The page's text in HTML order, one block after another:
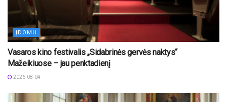
ĮDOMU
Vasaros kino festivalis „Sidabrinės gervės naktys“
Mažeikiuose – jau penktadienį
2026-08-04